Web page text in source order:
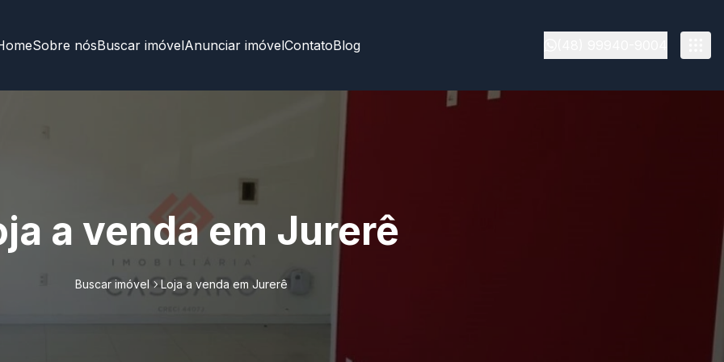
Sobre nósBuscar imóvelAnunciar imóvelContatoBlog
a venda em Jurerê
Buscar imóvel Loja a venda em Jurerê